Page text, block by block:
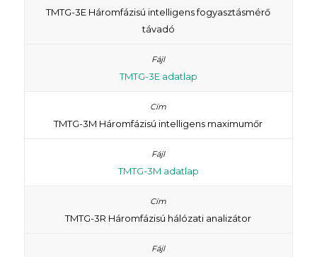
TMTG-3E Háromfázisú intelligens fogyasztásmérő
távadó
TMTG-3E adatlap
TMTG-3M Háromfázisú intelligens maximumőr
TMTG-3M adatlap
TMTG-3R Háromfázisú hálózati analizátor